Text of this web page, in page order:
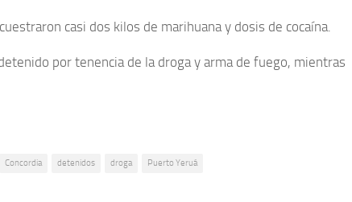
casi dos kilos de marihuana y dosis de cocaína.
por tenencia de la droga y arma de fuego, mientras
Concordia detenidos droga Puerto Yeruá